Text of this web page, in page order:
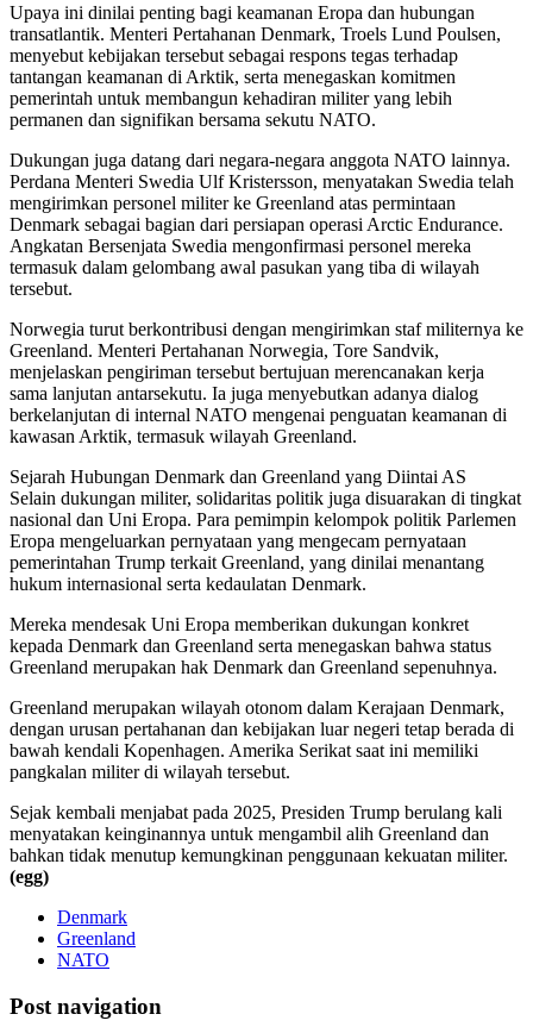
Upaya ini dinilai penting bagi keamanan Eropa dan hubungan
transatlantik. Menteri Pertahanan Denmark, Troels Lund Poulsen,
menyebut kebijakan tersebut sebagai respons tegas terhadap
tantangan keamanan di Arktik, serta menegaskan komitmen
pemerintah untuk membangun kehadiran militer yang lebih
permanen dan signifikan bersama sekutu NATO.
Dukungan juga datang dari negara-negara anggota NATO lainnya.
Perdana Menteri Swedia Ulf Kristersson, menyatakan Swedia telah
mengirimkan personel militer ke Greenland atas permintaan
Denmark sebagai bagian dari persiapan operasi Arctic Endurance.
Angkatan Bersenjata Swedia mengonfirmasi personel mereka
termasuk dalam gelombang awal pasukan yang tiba di wilayah
tersebut.
Norwegia turut berkontribusi dengan mengirimkan staf militernya ke
Greenland. Menteri Pertahanan Norwegia, Tore Sandvik,
menjelaskan pengiriman tersebut bertujuan merencanakan kerja
sama lanjutan antarsekutu. Ia juga menyebutkan adanya dialog
berkelanjutan di internal NATO mengenai penguatan keamanan di
kawasan Arktik, termasuk wilayah Greenland.
Sejarah Hubungan Denmark dan Greenland yang Diintai AS
Selain dukungan militer, solidaritas politik juga disuarakan di tingkat
nasional dan Uni Eropa. Para pemimpin kelompok politik Parlemen
Eropa mengeluarkan pernyataan yang mengecam pernyataan
pemerintahan Trump terkait Greenland, yang dinilai menantang
hukum internasional serta kedaulatan Denmark.
Mereka mendesak Uni Eropa memberikan dukungan konkret
kepada Denmark dan Greenland serta menegaskan bahwa status
Greenland merupakan hak Denmark dan Greenland sepenuhnya.
Greenland merupakan wilayah otonom dalam Kerajaan Denmark,
dengan urusan pertahanan dan kebijakan luar negeri tetap berada di
bawah kendali Kopenhagen. Amerika Serikat saat ini memiliki
pangkalan militer di wilayah tersebut.
Sejak kembali menjabat pada 2025, Presiden Trump berulang kali
menyatakan keinginannya untuk mengambil alih Greenland dan
bahkan tidak menutup kemungkinan penggunaan kekuatan militer.
(egg)
Denmark
Greenland
NATO
Post navigation